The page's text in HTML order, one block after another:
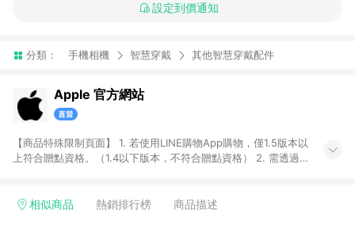
設定到價通知
分類： 手機相機 智慧穿戴 其他智慧穿戴配件
Apple 官方網站
【商品特殊限制頁面】 1. 若使用LINE購物App購物，僅1.5版本以
上符合贈點資格。（1.4以下版本，不符合贈點資格） 2. 需透過
貨後3個工作日陸續發送交易訊息通知。 4. 點數將於廠商出貨
相似商品 熱銷排行榜 商品描述